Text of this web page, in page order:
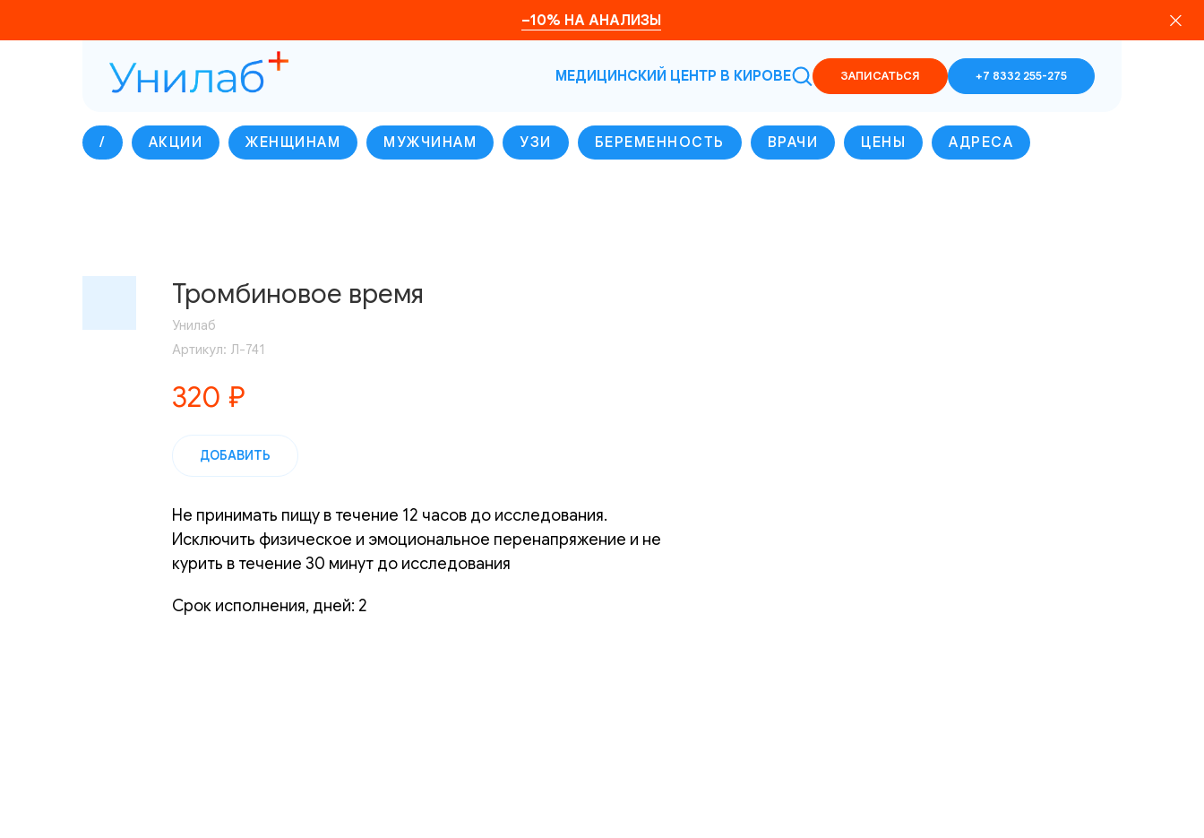
–10% НА АНАЛИЗЫ
МЕДИЦИНСКИЙ ЦЕНТР В КИРОВЕ ЗАПИСАТЬСЯ +7 8332 255-275
/ АКЦИИ ЖЕНЩИНАМ МУЖЧИНАМ УЗИ БЕРЕМЕННОСТЬ ВРАЧИ ЦЕНЫ АДРЕСА
Тромбиновое время
Унилаб
Артикул: Л-741
320 ₽
ДОБАВИТЬ
Не принимать пищу в течение 12 часов до исследования.
Исключить физическое и эмоциональное перенапряжение и не
курить в течение 30 минут до исследования
Срок исполнения, дней: 2